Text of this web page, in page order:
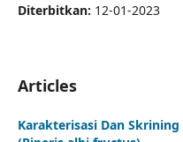
Diterbitkan: 12-01-2023
Articles
Karakterisasi Dan